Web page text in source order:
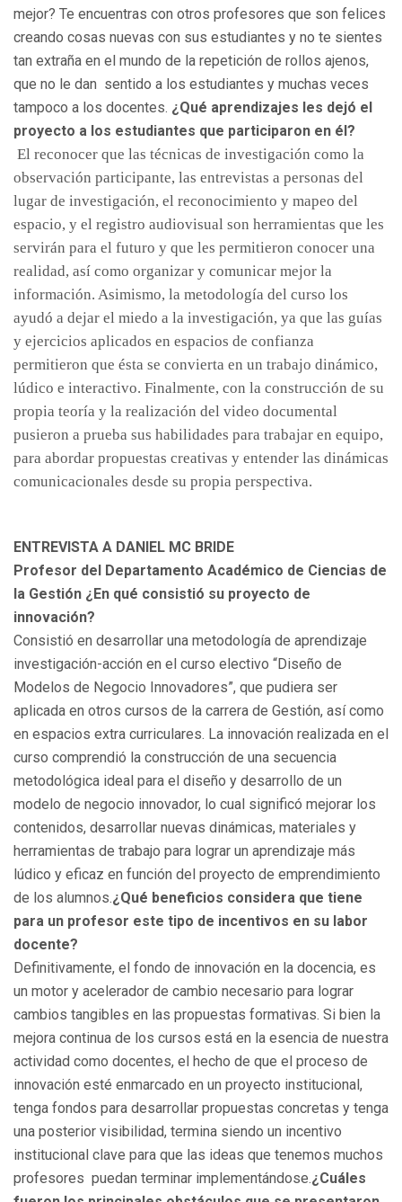
mejor? Te encuentras con otros profesores que son felices
creando cosas nuevas con sus estudiantes y no te sientes
tan extraña en el mundo de la repetición de rollos ajenos,
que no le dan sentido a los estudiantes y muchas veces
tampoco a los docentes.
¿Qué aprendizajes les dejó el
proyecto a los estudiantes que participaron en él?
El reconocer que las técnicas de investigación como la
observación participante, las entrevistas a personas del
lugar de investigación, el reconocimiento y mapeo del
espacio, y el registro audiovisual son herramientas que les
servirán para el futuro y que les permitieron conocer una
realidad, así como organizar y comunicar mejor la
información. Asimismo, la metodología del curso los
ayudó a dejar el miedo a la investigación, ya que las guías
y ejercicios aplicados en espacios de confianza
permitieron que ésta se convierta en un trabajo dinámico,
lúdico e interactivo. Finalmente, con la construcción de su
propia teoría y la realización del video documental
pusieron a prueba sus habilidades para trabajar en equipo,
para abordar propuestas creativas y entender las dinámicas
comunicacionales desde su propia perspectiva.
ENTREVISTA A DANIEL MC BRIDE
Profesor del Departamento Académico de Ciencias de
la Gestión ¿En qué consistió su proyecto de
innovación?
Consistió en desarrollar una metodología de aprendizaje
investigación-acción en el curso electivo “Diseño de
Modelos de Negocio Innovadores”, que pudiera ser
aplicada en otros cursos de la carrera de Gestión, así como
en espacios extra curriculares. La innovación realizada en el
curso comprendió la construcción de una secuencia
metodológica ideal para el diseño y desarrollo de un
modelo de negocio innovador, lo cual significó mejorar los
contenidos, desarrollar nuevas dinámicas, materiales y
herramientas de trabajo para lograr un aprendizaje más
lúdico y eficaz en función del proyecto de emprendimiento
de los alumnos. ¿Qué beneficios considera que tiene
para un profesor este tipo de incentivos en su labor
docente?
Definitivamente, el fondo de innovación en la docencia, es
un motor y acelerador de cambio necesario para lograr
cambios tangibles en las propuestas formativas. Si bien la
mejora continua de los cursos está en la esencia de nuestra
actividad como docentes, el hecho de que el proceso de
innovación esté enmarcado en un proyecto institucional,
tenga fondos para desarrollar propuestas concretas y tenga
una posterior visibilidad, termina siendo un incentivo
institucional clave para que las ideas que tenemos muchos
profesores puedan terminar implementándose. ¿Cuáles
fueron los principales obstáculos que se presentaron